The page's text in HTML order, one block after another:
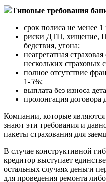
Типовые требования
срок полиса не менее 1
риски ДТП, хищение,
бедствия, угона;
неагрегатная
нескольких страховых
полное отсутствие
1-5%;
выплата без износа
пролонгация договора
Компании, которые
знают эти требования и
пакеты страхования для
В случае конструктивной
кредитор выступает
остальных случаях деньги
для проведения ремонта